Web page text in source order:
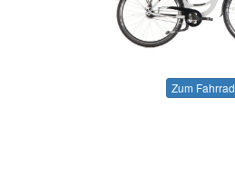
Zum Fahrrad